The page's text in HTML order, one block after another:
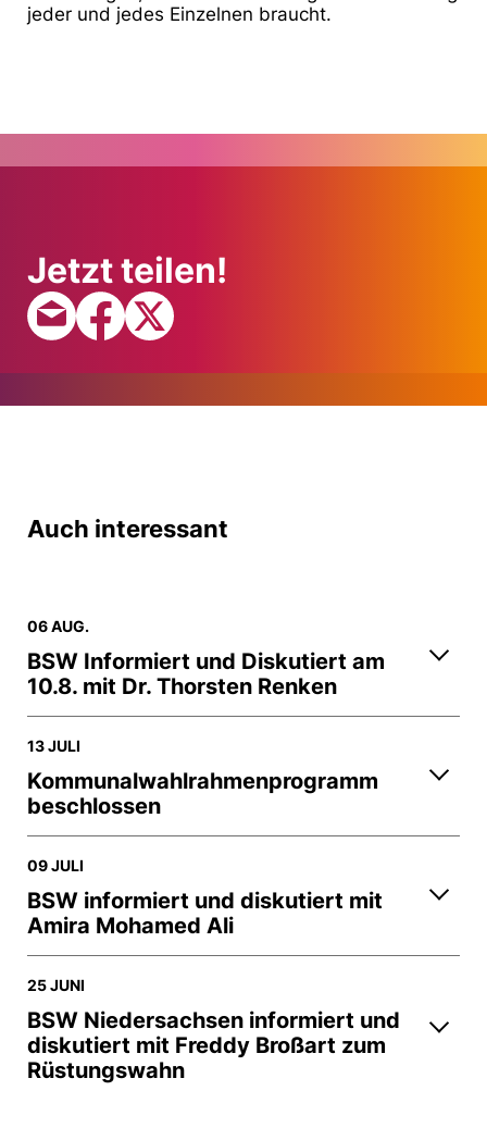
jeder und jedes Einzelnen braucht.
Jetzt teilen!
Auch interessant
06 AUG.
BSW Informiert und Diskutiert am
10.8. mit Dr. Thorsten Renken
13 JULI
Kommunalwahlrahmenprogramm
beschlossen
09 JULI
BSW informiert und diskutiert mit
Amira Mohamed Ali
25 JUNI
BSW Niedersachsen informiert und
diskutiert mit Freddy Broßart zum
Rüstungswahn